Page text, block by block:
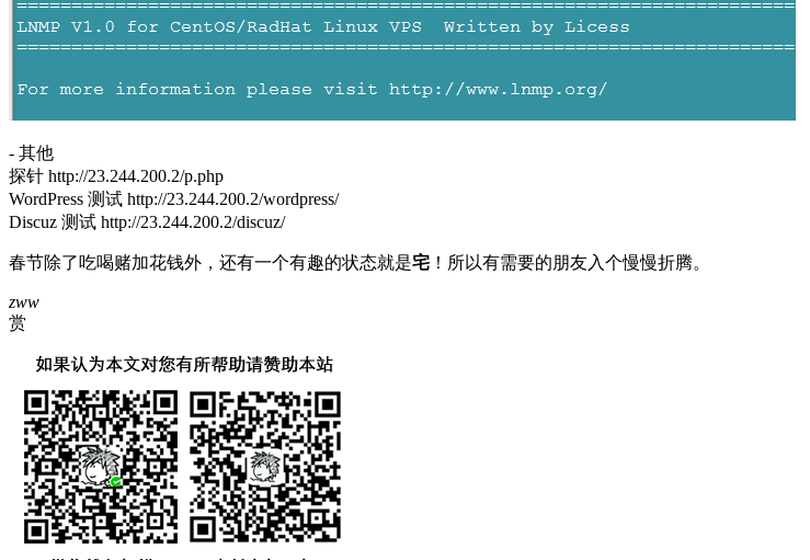
- 其他
探针 http://23.244.200.2/p.php
WordPress 测试 http://23.244.200.2/wordpress/
Discuz 测试 http://23.244.200.2/discuz/
春节除了吃喝赌加花钱外，还有一个有趣的状态就是宅 ！所以有需要的朋友入个慢慢折腾。
zww
赏